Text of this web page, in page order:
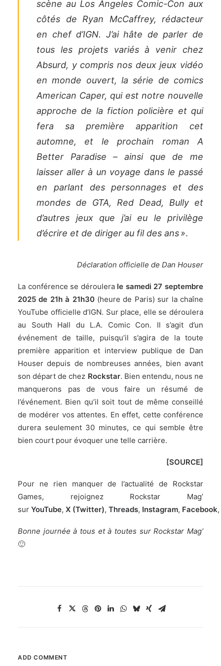
scène au Los Angeles Comic-Con aux
côtés de Ryan McCaffrey, rédacteur
en chef d’IGN. J’ai hâte de parler de
tous les projets variés à venir chez
Absurd, y compris nos deux jeux vidéo
en monde ouvert, la série de comics
American Caper, qui est notre nouvelle
approche de la fiction policière et qui
fera sa première apparition cet
automne, et le prochain roman A
Better Paradise – ainsi que de me
laisser aller à un voyage dans le passé
en parlant des personnages et des
mondes de GTA, Red Dead, Bully et
d’autres jeux que j’ai eu le privilège
d’écrire et de diriger au fil des ans ».
Déclaration officielle de Dan Houser
La conférence se déroulera le samedi 27 septembre
2025 de 21h à 21h30(heure de Paris) sur la chaîne
YouTube officielle d’IGN. Sur place, elle se déroulera
au South Hall du L.A. Comic Con. Il s’agit d’un
événement de taille, puisqu’il s’agira de la toute
première apparition et interview publique de Dan
Houser depuis de nombreuses années, bien avant
son départ de chez Rockstar. Bien entendu, nous ne
manquerons pas de vous faire un résumé de
l’événement. Bien qu’il soit tout de même conseillé
de modérer vos attentes. En effet, cette conférence
durera seulement 30 minutes, ce qui semble être
bien court pour évoquer une telle carrière.
[SOURCE]
Pour ne rien manquer de l’actualité de Rockstar
Games, rejoignez Rockstar Mag’
sur YouTube, X (Twitter), Threads, Instagram, Facebook,
Bonne journée à tous et à toutes sur Rockstar Mag’
🙂
ADD COMMENT